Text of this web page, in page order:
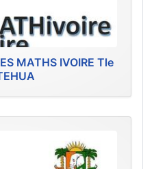
MATHS IVOIRE Tle